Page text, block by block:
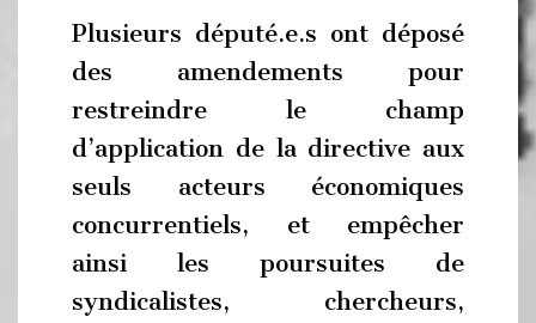
Plusieurs député.e.s ont déposé
des amendements pour
restreindre le champ
d’application de la directive aux
seuls acteurs économiques
concurrentiels, et empêcher
ainsi les poursuites de
syndicalistes, chercheurs,